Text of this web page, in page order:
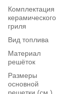
Комплектация
керамического
гриля
Вид топлива
Материал
решёток
Размеры
основной
решетки (см.)